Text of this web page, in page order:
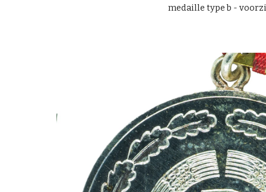
medaille type b -